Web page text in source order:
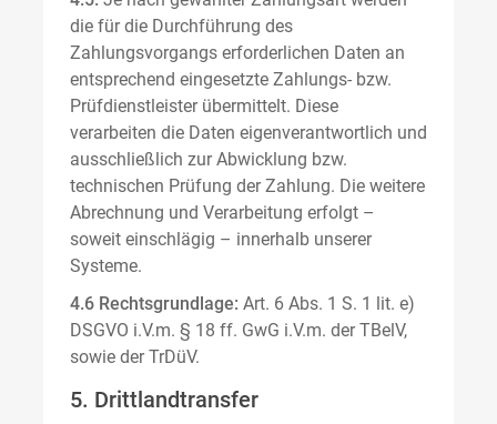
die für die Durchführung des
Zahlungsvorgangs erforderlichen Daten an
entsprechend eingesetzte Zahlungs- bzw.
Prüfdienstleister übermittelt. Diese
verarbeiten die Daten eigenverantwortlich und
ausschließlich zur Abwicklung bzw.
technischen Prüfung der Zahlung. Die weitere
Abrechnung und Verarbeitung erfolgt –
soweit einschlägig – innerhalb unserer
Systeme.
4.6 Rechtsgrundlage: Art. 6 Abs. 1 S. 1 lit. e)
DSGVO i.V.m. § 18 ff. GwG i.V.m. der TBelV,
sowie der TrDüV.
5. Drittlandtransfer